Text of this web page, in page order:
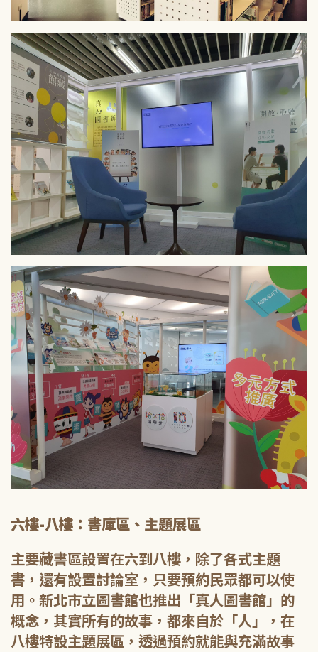
六樓-八樓：書庫區、主題展區
主要藏書區設置在六到八樓，除了各式主題
書，還有設置討論室，只要預約民眾都可以使
用。新北市立圖書館也推出「真人圖書館」的
概念，其實所有的故事，都來自於「人」，在
八樓特設主題展區，透過預約就能與充滿故事